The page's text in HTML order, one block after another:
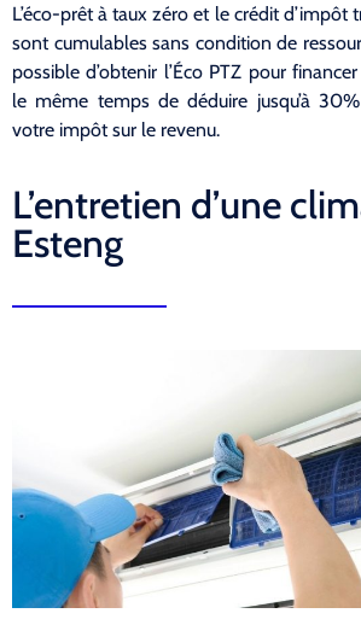
L’éco-prêt à taux zéro et le crédit d’impôt
sont cumulables sans condition de
possible d’obtenir l’Éco PTZ pour
le même temps de déduire jusqu’à
votre impôt sur le revenu.
L’entretien d’une
Esteng